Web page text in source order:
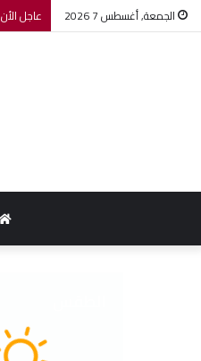
الجمعة, أغسطس 7 2026 عاجل الأن